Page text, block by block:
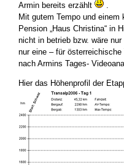
Armin bereits erzählt
.
Mit gutem Tempo und
Pension „Haus Christina“ in
nicht in betrieb bzw. wäre
nur eine – für
nach Armins Tages-
Hier das Höhenprofil der